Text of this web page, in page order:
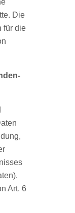
Die
für die
Art. 6